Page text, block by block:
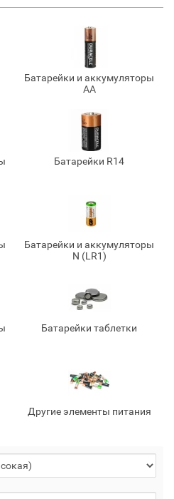
Батарейки и аккумуляторы
AA
Батарейки R14
Батарейки и аккумуляторы
N (LR1)
Батарейки таблетки
Другие элементы питания